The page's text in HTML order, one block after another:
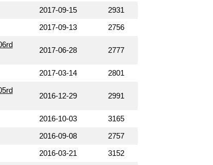
2017-09-15
2931
2017-09-13
2756
2017-06-28 2777
2017-03-14
2801
2016-12-29 2991
2016-10-03
3165
2016-09-08
2757
2016-03-21
3152